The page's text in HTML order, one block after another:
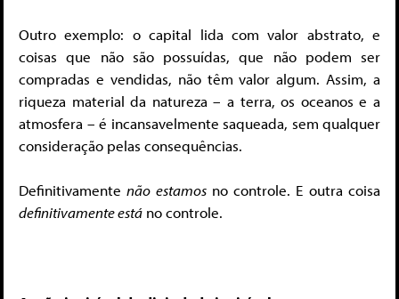
Outro exemplo: o capital lida com valor abstrato, e
coisas que não são possuídas, que não podem ser
compradas e vendidas, não têm valor algum. Assim, a
riqueza material da natureza – a terra, os oceanos e a
atmosfera – é incansavelmente saqueada, sem qualquer
consideração pelas consequências.
Definitivamentenão estamosno controle. E outra coisa
definitivamente está no controle.